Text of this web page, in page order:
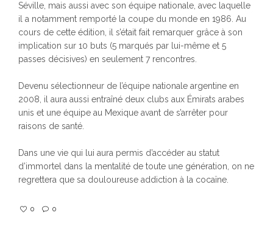
Séville, mais aussi avec son équipe nationale, avec laquelle
il a notamment remporté la coupe du monde en 1986. Au
cours de cette édition, il s’était fait remarquer grâce à son
implication sur 10 buts (5 marqués par lui-même et 5
passes décisives) en seulement 7 rencontres.
Devenu sélectionneur de l’équipe nationale argentine en
2008, il aura aussi entraîné deux clubs aux Émirats arabes
unis et une équipe au Mexique avant de s’arrêter pour
raisons de santé.
Dans une vie qui lui aura permis d’accéder au statut
d’immortel dans la mentalité de toute une génération, on ne
regrettera que sa douloureuse addiction à la cocaïne.
0 0